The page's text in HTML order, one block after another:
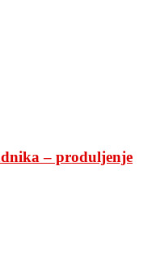
– produljenje